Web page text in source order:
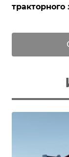
тракторного